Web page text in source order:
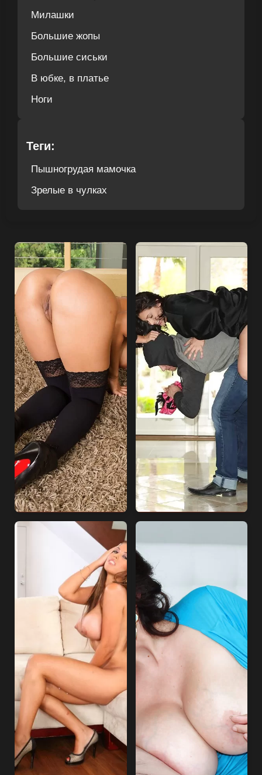
Милашки
Большие жопы
Большие сиськи
В юбке, в платье
Ноги
Теги:
Пышногрудая мамочка
Зрелые в чулках